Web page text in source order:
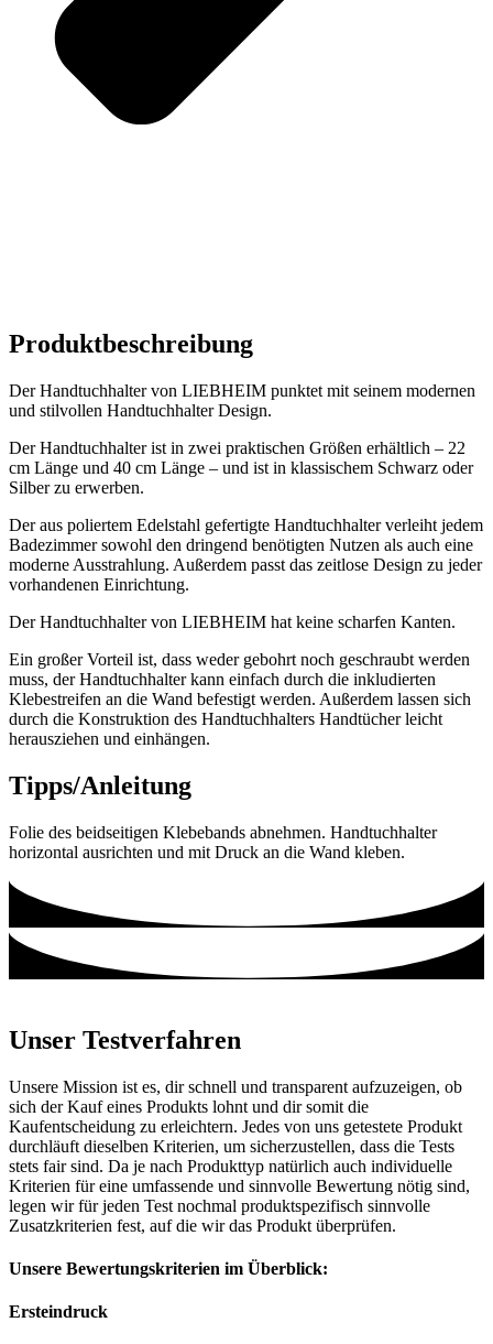
Produktbeschreibung
Der Handtuchhalter von LIEBHEIM punktet mit seinem modernen
und stilvollen Handtuchhalter Design.
Der Handtuchhalter ist in zwei praktischen Größen erhältlich – 22
cm Länge und 40 cm Länge – und ist in klassischem Schwarz oder
Silber zu erwerben.
Der aus poliertem Edelstahl gefertigte Handtuchhalter verleiht jedem
Badezimmer sowohl den dringend benötigten Nutzen als auch eine
moderne Ausstrahlung. Außerdem passt das zeitlose Design zu jeder
vorhandenen Einrichtung.
Der Handtuchhalter von LIEBHEIM hat keine scharfen Kanten.
Ein großer Vorteil ist, dass weder gebohrt noch geschraubt werden
muss, der Handtuchhalter kann einfach durch die inkludierten
Klebestreifen an die Wand befestigt werden. Außerdem lassen sich
durch die Konstruktion des Handtuchhalters Handtücher leicht
herausziehen und einhängen.
Tipps/Anleitung
​​Folie des beidseitigen Klebebands abnehmen. Handtuchhalter
horizontal ausrichten und mit Druck an die Wand kleben.
Unser Testverfahren
Unsere Mission ist es, dir schnell und transparent aufzuzeigen, ob
sich der Kauf eines Produkts lohnt und dir somit die
Kaufentscheidung zu erleichtern. Jedes von uns getestete Produkt
durchläuft dieselben Kriterien, um sicherzustellen, dass die Tests
stets fair sind. Da je nach Produkttyp natürlich auch individuelle
Kriterien für eine umfassende und sinnvolle Bewertung nötig sind,
legen wir für jeden Test nochmal produktspezifisch sinnvolle
Zusatzkriterien fest, auf die wir das Produkt überprüfen.
Unsere Bewertungskriterien im Überblick:
Ersteindruck